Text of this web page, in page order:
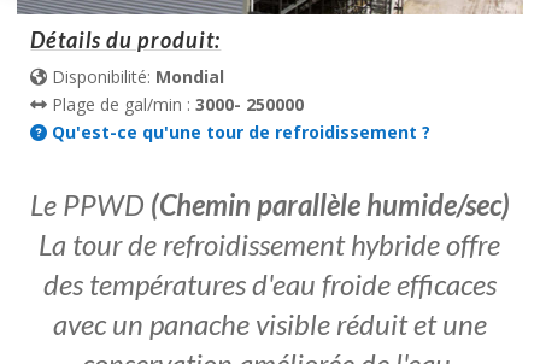
Détails du produit:
Disponibilité: Mondial
Plage de gal/min : 3000- 250000
Qu'est-ce qu'une tour de refroidissement ?
Le PPWD (Chemin parallèle humide/sec)
La tour de refroidissement hybride offre
des températures d'eau froide efficaces
avec un panache visible réduit et une